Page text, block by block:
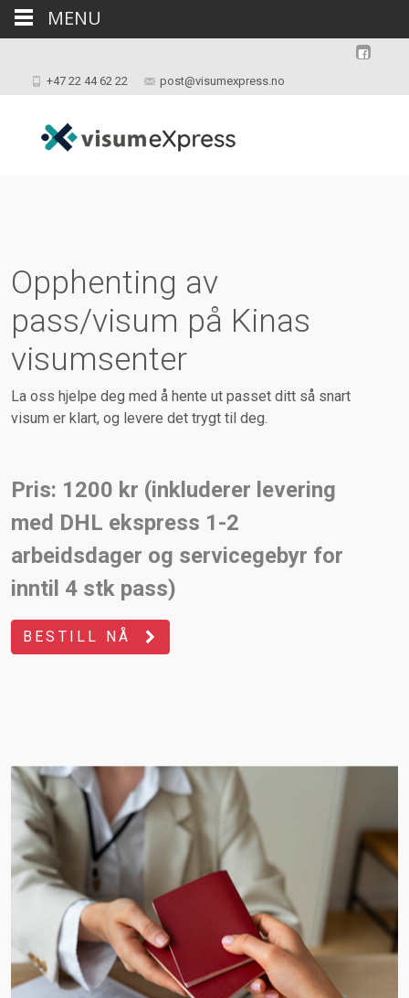
+47 22 44 62 22 post@visumexpress.no
Opphenting av
pass/visum på Kinas
visumsenter
La oss hjelpe deg med å hente ut passet ditt så snart
visum er klart, og levere det trygt til deg.
Pris: 1200 kr (inkluderer levering
med DHL ekspress 1-2
arbeidsdager og servicegebyr for
inntil 4 stk pass)
BESTILL NÅ
MENU